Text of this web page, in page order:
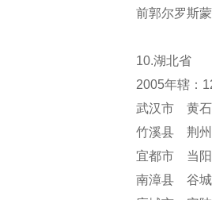
前郭尔罗斯
10.湖北省
2005年辖：
武汉市 黄
竹溪县 荆
宜都市 当
南漳县 谷